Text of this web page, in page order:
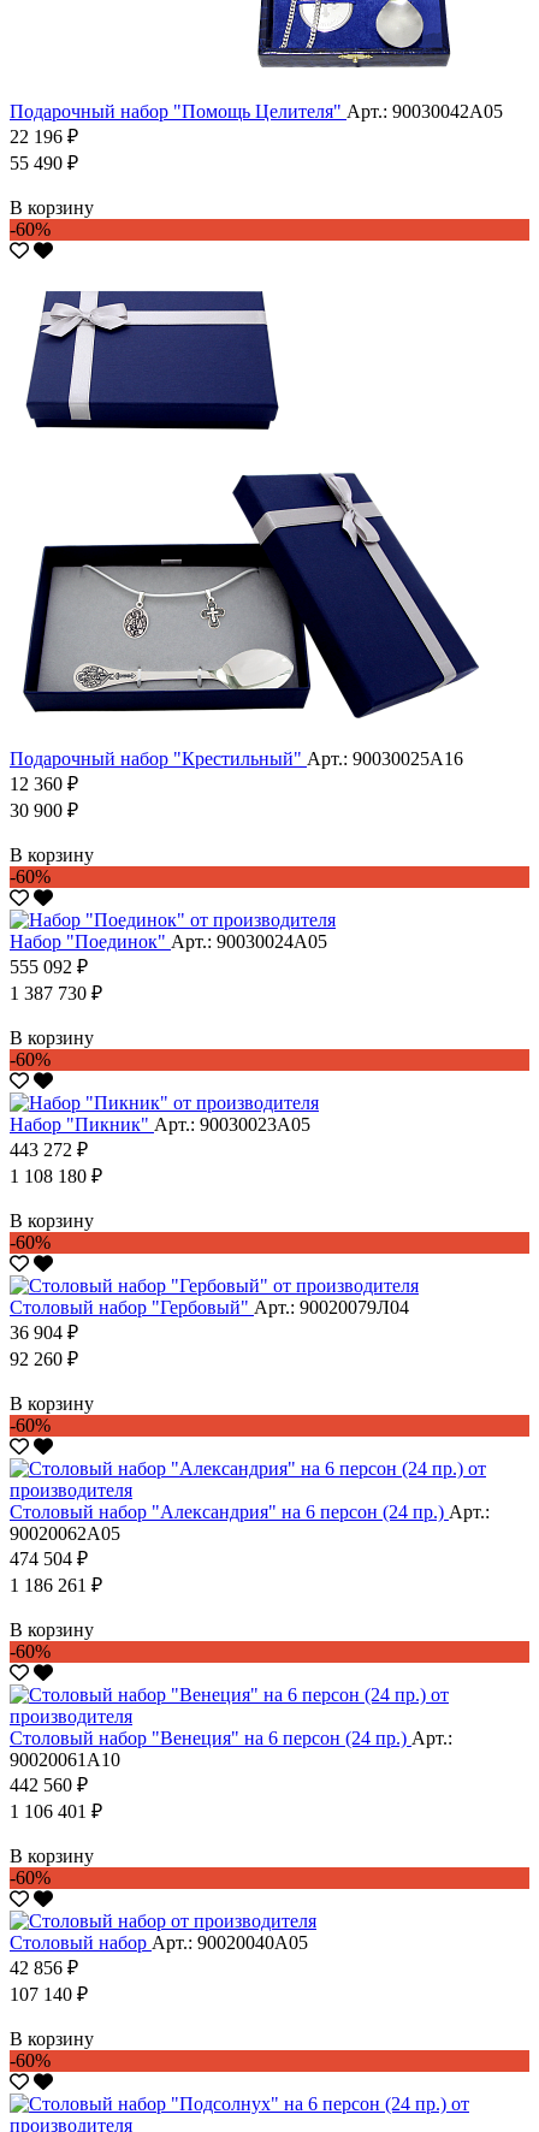
Подарочный набор "Помощь Целителя" Арт.: 90030042А05
22 196 ₽
55 490 ₽
В корзину
-60%
Подарочный набор "Крестильный" Арт.: 90030025А16
12 360 ₽
30 900 ₽
В корзину
-60%
Набор "Поединок" Арт.: 90030024А05
555 092 ₽
1 387 730 ₽
В корзину
-60%
Набор "Пикник" Арт.: 90030023А05
443 272 ₽
1 108 180 ₽
В корзину
-60%
Столовый набор "Гербовый" Арт.: 90020079Л04
36 904 ₽
92 260 ₽
В корзину
-60%
Столовый набор "Александрия" на 6 персон (24 пр.) Арт.:
90020062А05
474 504 ₽
1 186 261 ₽
В корзину
-60%
Столовый набор "Венеция" на 6 персон (24 пр.) Арт.:
90020061А10
442 560 ₽
1 106 401 ₽
В корзину
-60%
Столовый набор Арт.: 90020040А05
42 856 ₽
107 140 ₽
В корзину
-60%